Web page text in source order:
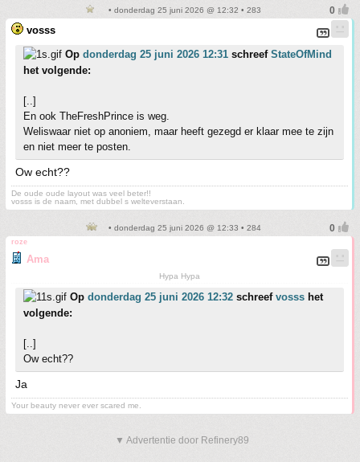
• donderdag 25 juni 2026 @ 12:32 • 283
vosss
Op donderdag 25 juni 2026 12:31 schreef StateOfMind
het volgende:
[..]
En ook TheFreshPrince is weg.
Weliswaar niet op anoniem, maar heeft gezegd er klaar mee te zijn
en niet meer te posten.
Ow echt??
De oude oude layout was veel beter!!
vosss is de naam, met dubbel s welteverstaan.
• donderdag 25 juni 2026 @ 12:33 • 284
roze
Ama
Hypa Hypa
Op donderdag 25 juni 2026 12:32 schreef vosss het
volgende:
[..]
Ow echt??
Ja
Your beauty never ever scared me.
▼ Advertentie door Refinery89